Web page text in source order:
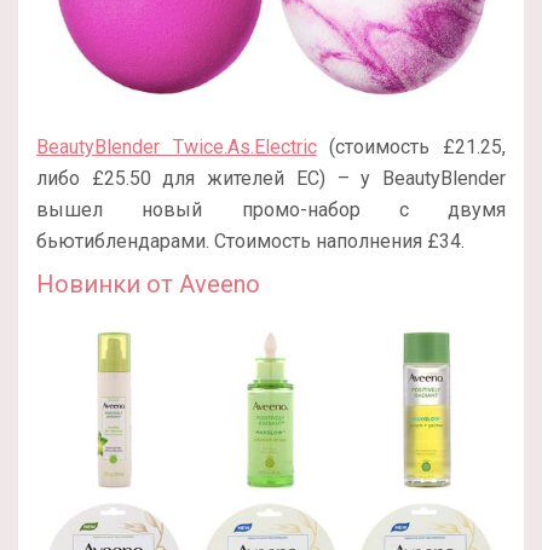
BeautyBlender Twice.As.Electric(стоимость £21.25,
либо £25.50 для жителей ЕС) – у BeautyBlender
вышел новый промо-набор с двумя
бьютиблендарами. Стоимость наполнения £34.
Новинки от Aveeno